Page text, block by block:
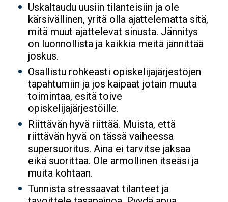
Uskaltaudu uusiin tilanteisiin ja ole
kärsivällinen, yritä olla ajattelematta sitä,
mitä muut ajattelevat sinusta. Jännitys
on luonnollista ja kaikkia meitä jännittää
joskus.
Osallistu rohkeasti opiskelijajärjestöjen
tapahtumiin ja jos kaipaat jotain muuta
toimintaa, esitä toive
opiskelijajärjestöille.
Riittävän hyvä riittää. Muista, että
riittävän hyvä on tässä vaiheessa
supersuoritus. Aina ei tarvitse jaksaa
eikä suorittaa. Ole armollinen itseäsi ja
muita kohtaan.
Tunnista stressaavat tilanteet ja